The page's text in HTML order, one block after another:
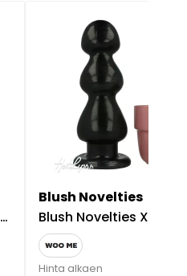
Blush Novelties
Blush Novelties XXL Anaalitappi Jet
Hinta alkaen